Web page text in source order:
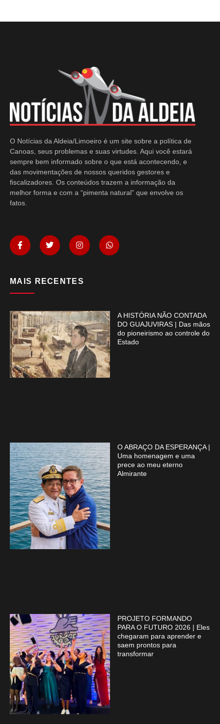
O Notícias da Aldeia/Limoeiro é um site sobre a política de
Canoas, seus problemas e suas virtudes. Aqui você estará
sempre bem informado sobre o que está acontecendo, e
das movimentações de nossos queridos gestores e
fiscalizadores. Os conteúdos trazem a informação da
melhor forma e com a “pimenta natural” que envolve os
fatos.
MAIS RECENTES
A HISTÓRIA NÃO CONTADA
DO GUAJUVIRAS | Das mãos
do pioneirismo ao controle do
Estado
O ABRAÇO DA ESPERANÇA |
Uma homenagem e uma
prece ao meu eterno
Almirante
PROJETO FORMANDO
PARA O FUTURO 2026 | Eles
chegaram para aprender e
saem prontos para
transformar